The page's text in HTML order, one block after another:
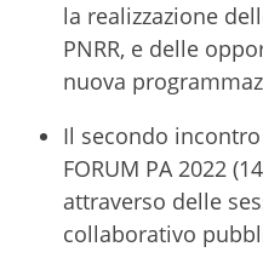
la realizzazione
PNRR, e delle
nuova
Il secondo
FORUM PA 2022
attraverso delle
collaborativo